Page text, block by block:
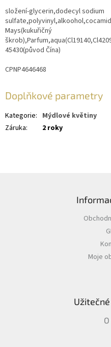
složení-glycerin,dodecyl sodium
Mays(kukuřičný
45430(původ Čína)
CPNP4646468
Doplňkové parametry
Kategorie: Mýdlové květiny
Záruka: 2 roky
Moje